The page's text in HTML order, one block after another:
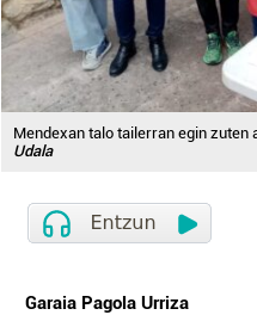
Mendexan talo tailerran egin zuten
Udala
Garaia Pagola Urriza